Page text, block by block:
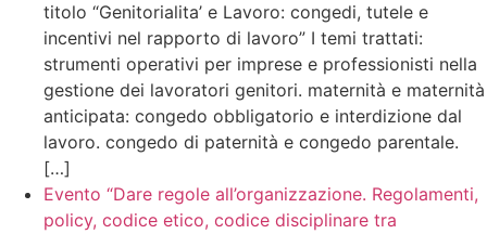
titolo “Genitorialita’ e Lavoro: congedi, tutele e
incentivi nel rapporto di lavoro” I temi trattati:
strumenti operativi per imprese e professionisti nella
gestione dei lavoratori genitori. maternità e maternità
anticipata: congedo obbligatorio e interdizione dal
lavoro. congedo di paternità e congedo parentale.
[…]
Evento “Dare regole all’organizzazione. Regolamenti,
policy, codice etico, codice disciplinare tra